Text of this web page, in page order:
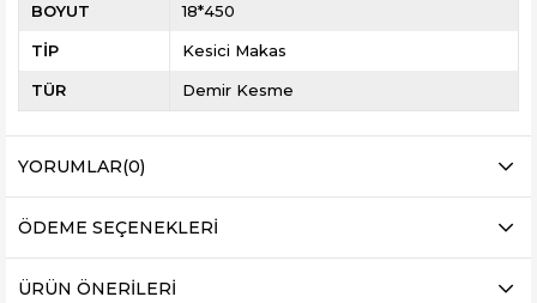
BOYUT 18*450
TİP Kesici Makas
TÜR Demir Kesme
YORUMLAR(0)
ÖDEME SEÇENEKLERI
ÜRÜN ÖNERILERI